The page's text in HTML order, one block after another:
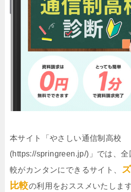
本サイト「やさしい通信制高校
(https://springreen.jp/)」では、
較がカンタンにできるサイト、
比較の利用をおススメいたします